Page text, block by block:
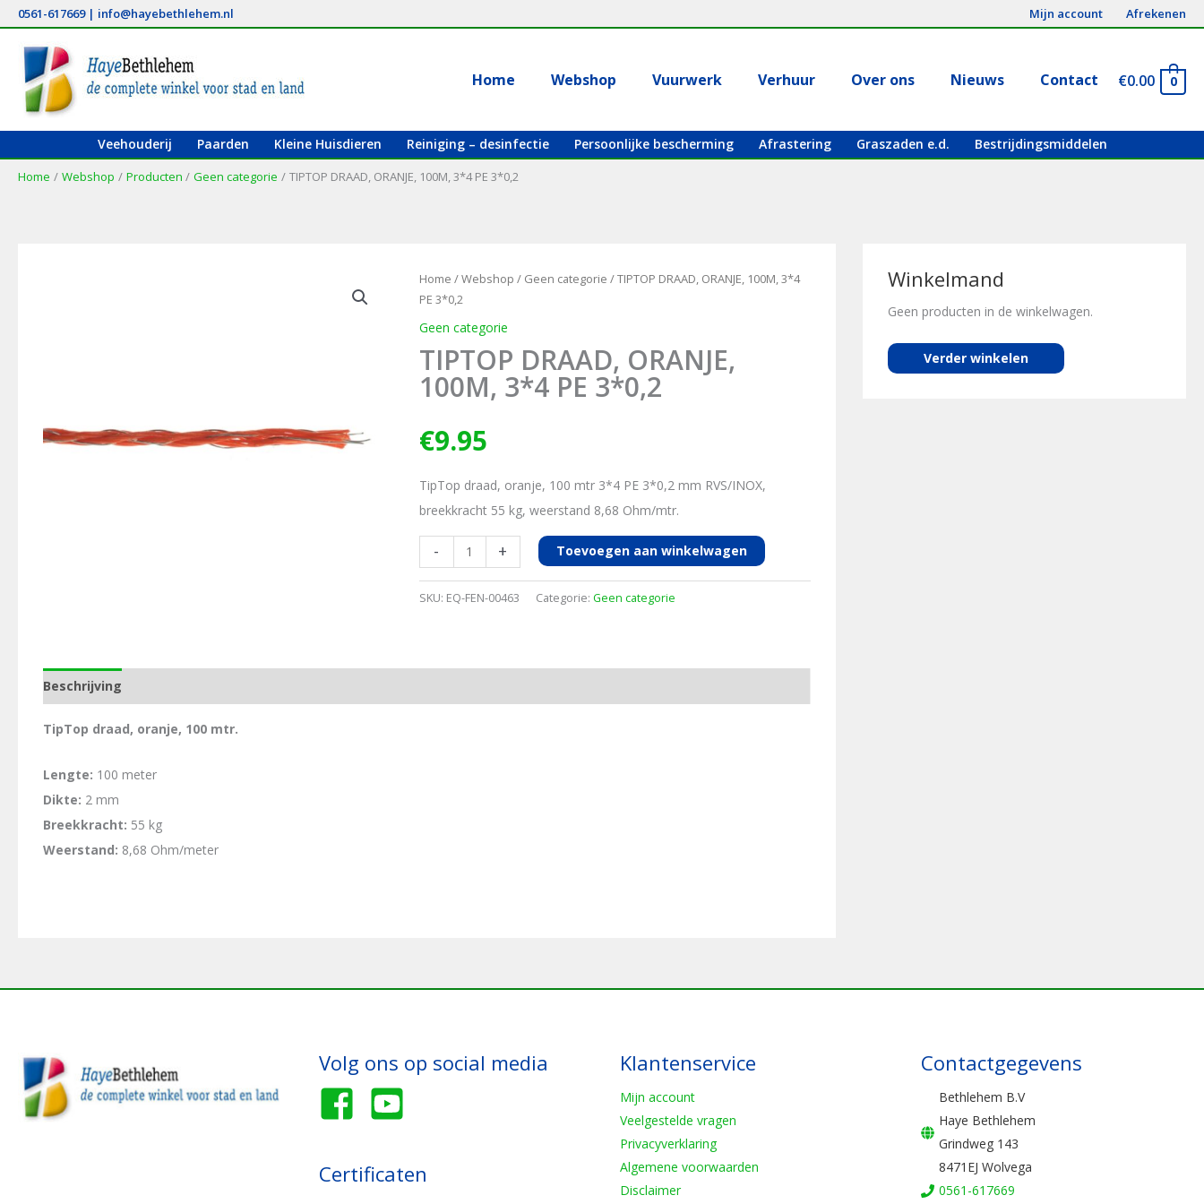
naar
inhoud
0561-617669| info@hayebethlehem.nl Mijn account Afrekenen
Home Webshop Vuurwerk Verhuur Over ons Nieuws Contact €0.00 0
Veehouderij Paarden Kleine Huisdieren Reiniging – desinfectie Persoonlijke bescherming Afrastering Graszaden e.d. Bestrijdingsmiddelen
Home Webshop Producten Geen categorie TIPTOP DRAAD, ORANJE, 100M, 3*4 PE 3*0,2
Home /Webshop / Geen categorie / TIPTOP DRAAD, ORANJE, 100M, 3*4
PE 3*0,2
Geen categorie
TIPTOP DRAAD, ORANJE,
100M, 3*4 PE 3*0,2
€9.95
TipTop draad, oranje, 100 mtr 3*4 PE 3*0,2 mm RVS/INOX,
breekkracht 55 kg, weerstand 8,68 Ohm/mtr.
-
DRAAD,
ORANJE,
aantal
+ Toevoegen aan winkelwagen
SKU: EQ-FEN-00463 Categorie: Geen categorie
Beschrijving
TipTop draad, oranje, 100 mtr.
Lengte: 100 meter
Dikte: 2 mm
Breekkracht: 55 kg
Weerstand: 8,68 Ohm/meter
Winkelmand
Geen producten in de winkelwagen.
Verder winkelen
Volg ons op social media
Certificaten
Klantenservice
Mijn account
Veelgestelde vragen
Privacyverklaring
Algemene voorwaarden
Disclaimer
Contactgegevens
Bethlehem B.V
Haye Bethlehem
Grindweg 143
8471EJ Wolvega
0561-617669